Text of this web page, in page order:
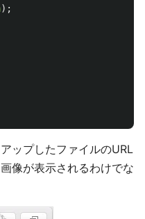
);
ップしたファイルのURL
像が表示されるわけでな